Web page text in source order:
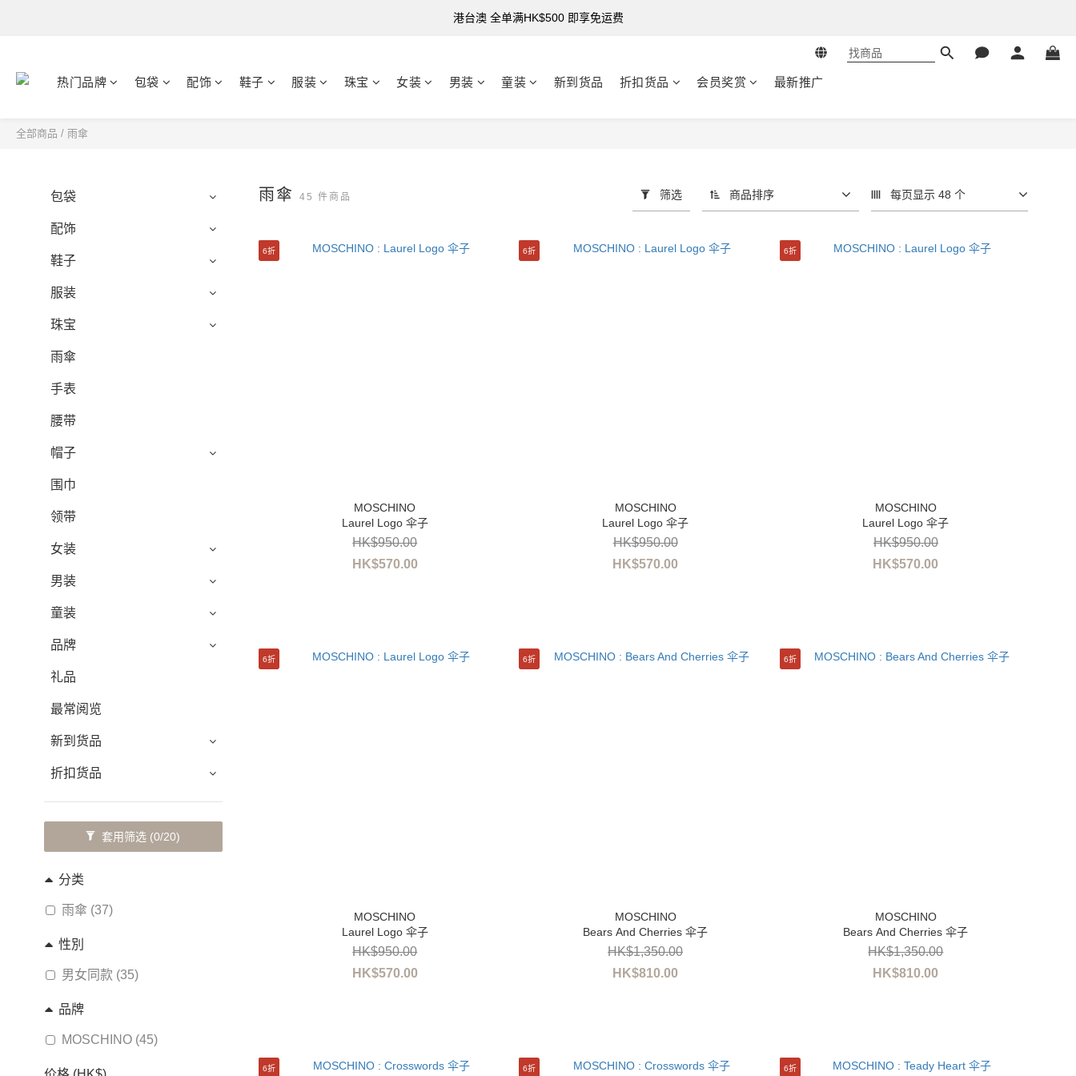
购买指定折扣货品可享7折
港台澳 全单满HK$500 即享免运费
热门品牌 包袋 配饰 鞋子 服装 珠宝 女装 男装 童装 新到货品 折扣货品 会员奖赏 最新推广
全部商品 / 雨傘
包袋
配饰
鞋子
服装
珠宝
雨傘
手表
腰带
帽子
围巾
领带
女装
男装
童装
品牌
礼品
最常阅览
新到货品
折扣货品
套用筛选 (0/20)
分类
雨傘 (37)
性別
男女同款 (35)
品牌
MOSCHINO (45)
雨傘45 件商品 筛选 商品排序 每页显示 48 个
6折
Laurel Logo 伞子
HK$570.00
HK$950.00
6折
Laurel Logo 伞子
HK$570.00
HK$950.00
6折
Laurel Logo 伞子
HK$570.00
HK$950.00
6折
Laurel Logo 伞子
HK$570.00
HK$950.00
6折
Bears And Cherries 伞子
HK$810.00
HK$1,350.00
6折
Bears And Cherries 伞子
HK$810.00
HK$1,350.00
6折 6折 6折